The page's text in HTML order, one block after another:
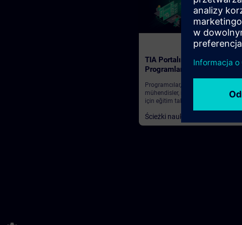
280h 30m
TIA Portalında PLC
Programlama
Programcılar, göreve verilmiş
mühendisler, mühendislik personeli
için eğitim takip yolu
Ścieżki nauki